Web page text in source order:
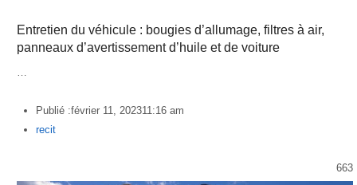
Entretien du véhicule : bougies d’allumage, filtres à air,
panneaux d’avertissement d’huile et de voiture
…
Publié :février 11, 202311:16 am
Author
recit
663